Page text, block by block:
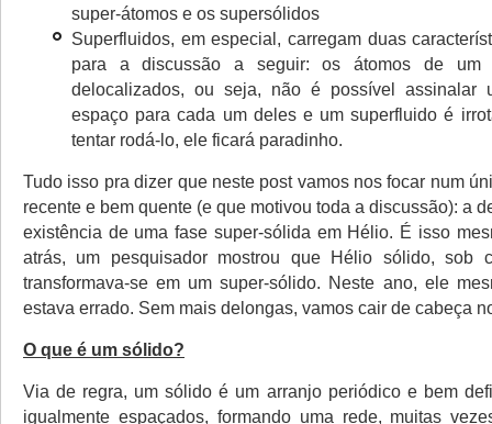
super-átomos e os supersólidos
Superfluidos, em especial, carregam duas
para a discussão a seguir: os átomos de um
delocalizados, ou seja, não é possível assinalar
espaço para cada um deles e um superfluido é
tentar rodá-lo, ele ficará paradinho.
Tudo isso pra dizer que neste post vamos nos focar num
recente e bem quente (e que motivou toda a discussão): a
existência de uma fase super-sólida em Hélio. É isso
atrás, um pesquisador mostrou que Hélio sólido, sob
transformava-se em um super-sólido. Neste ano, ele
estava errado. Sem mais delongas, vamos cair de cabeça
O que é um sólido?
Via de regra, um sólido é um arranjo periódico e bem
igualmente espaçados, formando uma rede, muitas